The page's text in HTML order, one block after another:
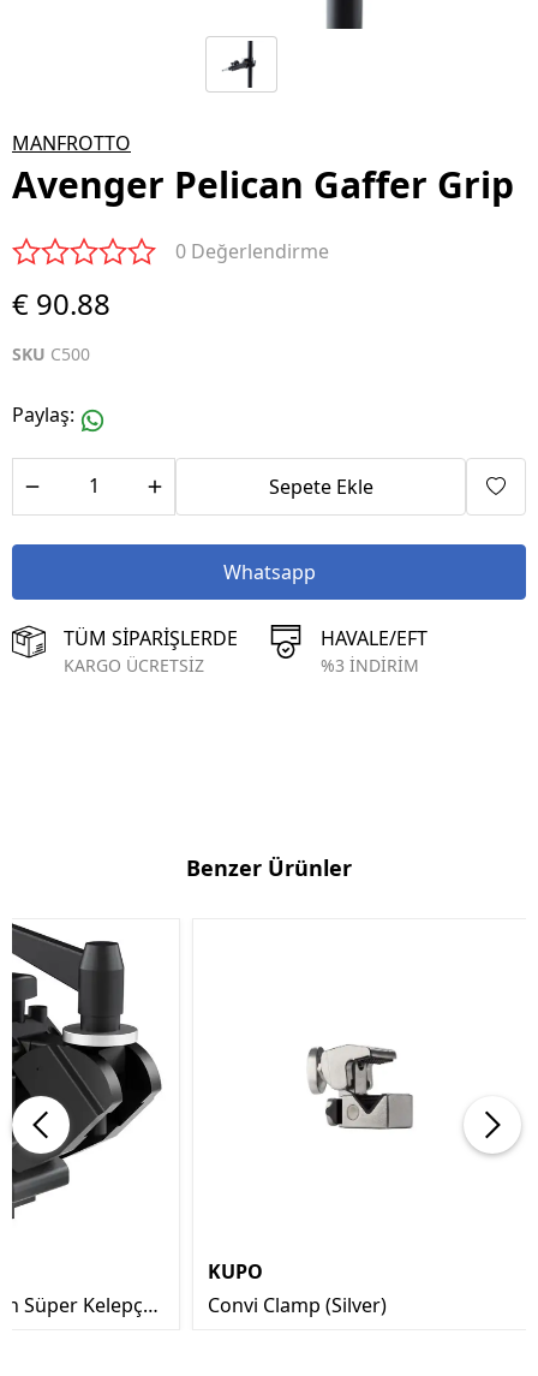
MANFROTTO
Avenger Pelican Gaffer Grip
0 Değerlendirme
€ 90.88
SKU C500
Paylaş:
Sepete Ekle
Whatsapp
TÜM SİPARİŞLERDE
KARGO ÜCRETSİZ
HAVALE/EFT
%3 İNDİRİM
Benzer Ürünler
Süper Kelepçe
KUPO
Convi Clamp (Silver)